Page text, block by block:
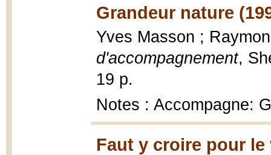
Grandeur nature
Yves Masson ;
d'accompagnement,
19 p.
Notes : Accompagne:
Faut y croire pour le